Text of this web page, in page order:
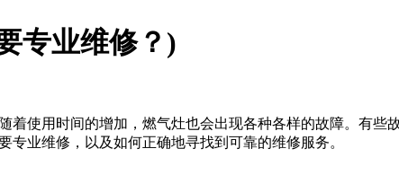
专业维修？)
使用时间的增加，燃气灶也会出现各种各样的故障。有些
业维修，以及如何正确地寻找到可靠的维修服务。